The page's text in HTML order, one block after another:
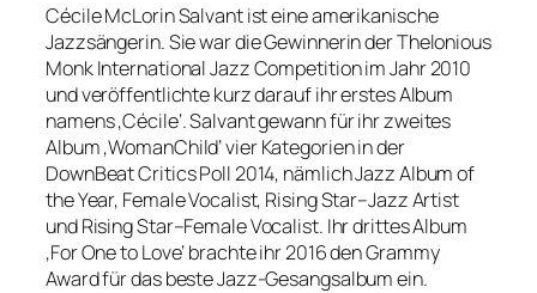
Cécile McLorin Salvant ist eine amerikanische
Jazzsängerin. Sie war die Gewinnerin der Thelonious
Monk International Jazz Competition im Jahr 2010
und veröffentlichte kurz darauf ihr erstes Album
namens ‚Cécile‘. Salvant gewann für ihr zweites
Album ‚WomanChild‘ vier Kategorien in der
DownBeat Critics Poll 2014, nämlich Jazz Album of
the Year, Female Vocalist, Rising Star–Jazz Artist
und Rising Star–Female Vocalist. Ihr drittes Album
‚For One to Love‘ brachte ihr 2016 den Grammy
Award für das beste Jazz-Gesangsalbum ein.